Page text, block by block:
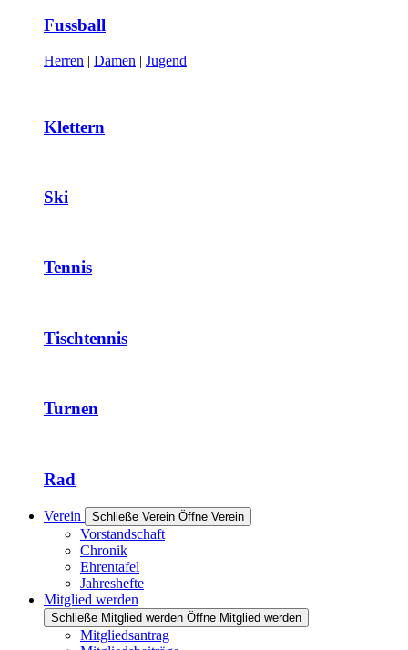
Fussball
Herren | Damen | Jugend
Klettern
Ski
Tennis
Tischtennis
Turnen
Rad
Verein Schließe Verein Öffne Verein
Vorstandschaft
Chronik
Ehrentafel
Jahreshefte
Mitglied werden
Schließe Mitglied werden Öffne Mitglied werden
Mitgliedsantrag